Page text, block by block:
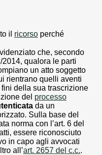
il ricorso perché
che, secondo
2014, qualora le parti
un atto soggetto
rientrano quelli aventi
fini della sua trascrizione
del processo
da un
Sulla base del
norma con l’art. 6 del
essere riconosciuto
in capo agli avvocati
all’art. 2657 del c.c..